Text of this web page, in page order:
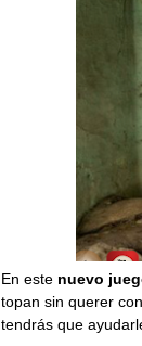
En este nuevo
topan sin querer
tendrás que